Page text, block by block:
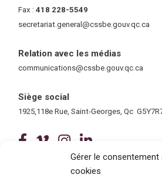
Gérer le consentement
cookies
Fax :418 228-5549
secretariat.general@cssbe.gouv.qc.ca
Relation avec les médias
communications@cssbe.gouv.qc.ca
Siège social
1925,118e Rue, Saint-Georges, Qc
(ce lien ouvre dans
(ce lien ouvre
(ce lien ouvre
Tous droits réservés © 2026 Centre de